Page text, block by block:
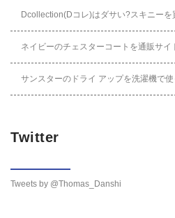
Dcollection(Dコレ)はダサい?スキニーを
ネイビーのチェスターコートを通販サイ
サンスターのドライ アップを洗濯機で
Twitter
Tweets by @Thomas_Danshi